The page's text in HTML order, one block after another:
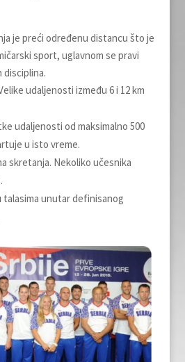
je preći određenu distancu što je
sport, uglavnom se pravi
disciplina.
udalјenosti između 6 i 12 km
udalјenosti od maksimalno 500
u isto vreme.
skretanja. Nekoliko učesnika
talasima unutar definisanog